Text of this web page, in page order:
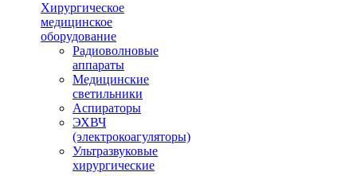
Хирургическое
медицинское
оборудование
Радиоволновые
аппараты
Медицинские
светильники
Аспираторы
ЭХВЧ
(электрокоагуляторы)
Ультразвуковые
хирургические